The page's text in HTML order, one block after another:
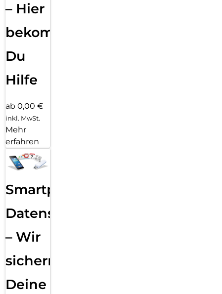
– Hier
bekommst
Du
Hilfe
ab 0,00 €
inkl. MwSt.
Mehr
erfahren
Smartphone
Datensicherung
– Wir
sichern
Deine